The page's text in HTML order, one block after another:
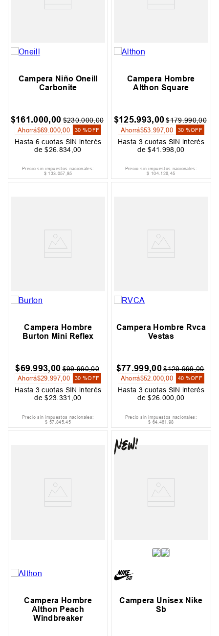
Campera Niño Oneill
Carbonite
$161.000,00 $230.000,00
Ahorrá$69 .000 ,00 30 %OFF
Hasta 6 cuotas SIN interés
de$26 834 ,00
Precio sin impuestos nacionales:
$ 133.057,85
Campera Hombre
Althon Square
$125.993,00 $179.990,00
Ahorrá$53 997,00 30 %OFF
Hasta 3cuotas SIN interés
de$41 998 00
Precio sin impuestos nacionales:
$ 104.126,45
Campera Hombre
Burton Mini Reflex
$69.993,00 $99.990,00
Ahorrá$29.997,00 30 %OFF
Hasta 3 cuotas SIN interés
de$23.331 ,00
Precio sin impuestos nacionales:
$ 57.845,45
Campera Hombre Rvca
Vestas
$77.999,00 $129.999,00
Ahorrá$52.000,00 40 %OFF
Hasta 3cuotas SIN interés
de$26.000,00
Precio sin impuestos nacionales:
$ 64.461,98
Campera Hombre
Althon Peach
Windbreaker
Campera Unisex Nike
Sb